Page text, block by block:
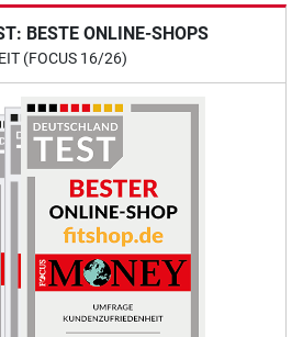
BESTE ONLINE-SHOPS
(FOCUS 16/26)